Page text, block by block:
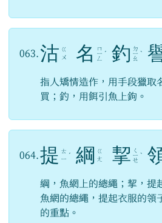
063. 沽 ㄍ
ㄨ
名 ㄇ
ㄧ
ㄥ
ˊ 釣 ㄉ
ㄧ
ㄠ
ˋ
指人矯情造作，用手段獵取
買；釣，用餌引魚上鉤。
064. 提 ㄊ
ㄧ ˊ 綱
ㄍ
ㄤ
挈 ㄑ
ㄧ
ㄝ
ˋ
綱，魚網上的總繩；挈，提
魚網的總繩，提起衣服的領
的重點。